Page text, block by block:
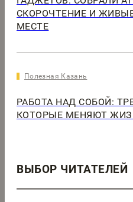
СКОРОЧТЕНИЕ И
МЕСТЕ
Полезная Казань
РАБОТА НАД СОБОЙ:
КОТОРЫЕ МЕНЯЮТ
ВЫБОР ЧИТАТЕЛЕЙ